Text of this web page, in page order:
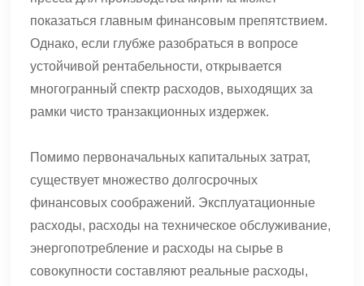
показаться главным финансовым препятствием.
Однако, если глубже разобраться в вопросе
устойчивой рентабельности, открывается
многогранный спектр расходов, выходящих за
рамки чисто транзакционных издержек.
Помимо первоначальных капитальных затрат,
существует множество долгосрочных
финансовых соображений. Эксплуатационные
расходы, расходы на техническое обслуживание,
энергопотребление и расходы на сырье в
совокупности составляют реальные расходы,